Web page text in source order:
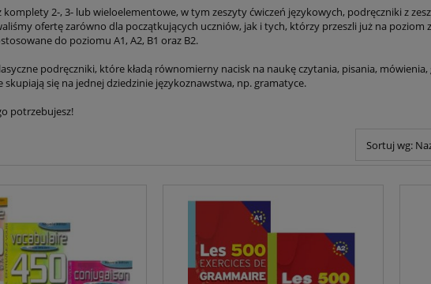
komplety 2-, 3- lub wieloelementowe, w tym zeszyty ćwiczeń językowych, podręczniki z
ofertę zarówno dla początkujących uczniów, jak i tych, którzy przeszli już na poziom
do poziomu A1, A2, B1 oraz B2.
podręczniki, które kładą równomierny nacisk na naukę czytania, pisania,
skupiają się na jednej dziedzinie językoznawstwa, np. gramatyce.
potrzebujesz!
Sortuj wg: